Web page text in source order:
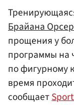
Брайана
прощения у
программы на
по фигурному
время
сообщает